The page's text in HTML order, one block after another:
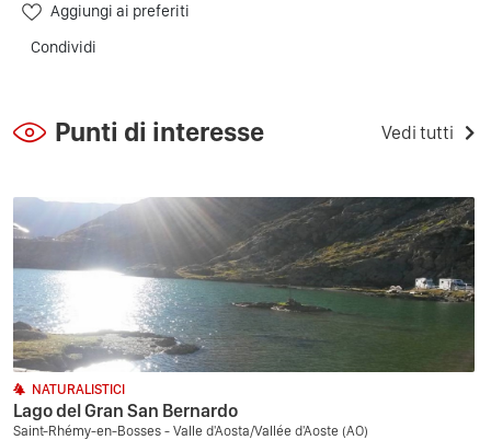
Aggiungi ai preferiti
Condividi
Punti di interesse Vedi tutti
NATURALISTICI
Lago del Gran San Bernardo
Saint-Rhémy-en-Bosses - Valle d'Aosta/Vallée d'Aoste (AO)